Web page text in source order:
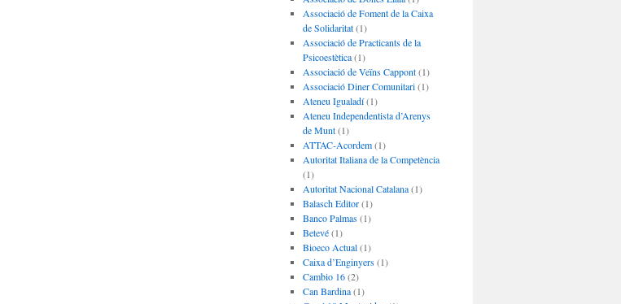
Associació de Foment de la Caixa
de Solidaritat(1)
Associació de Practicants de la
Psicoestètica(1)
Associació de Veïns Cappont(1)
Associació Diner Comunitari(1)
Ateneu Igualadí(1)
Ateneu Independentista d’Arenys
de Munt(1)
ATTAC-Acordem(1)
Autoritat Italiana de la Competència
(1)
Autoritat Nacional Catalana(1)
Balasch Editor(1)
Banco Palmas(1)
Betevé(1)
Bioeco Actual(1)
Caixa d’Enginyers(1)
Cambio 16(2)
Can Bardina(1)